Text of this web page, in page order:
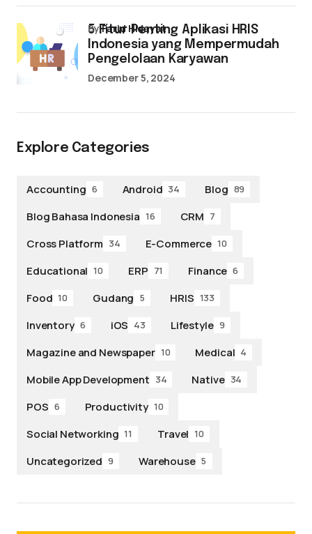
5 Fitur Penting Aplikasi HRIS
Indonesia yang Mempermudah
Pengelolaan Karyawan
byFarid Hidayat
December 5, 2024
Explore Categories
Accounting 6 Android 34 Blog 89
Blog Bahasa Indonesia 16 CRM 7
Cross Platform 34 E-Commerce 10
Educational 10 ERP 71 Finance 6
Food 10 Gudang 5 HRIS 133
Inventory 6 iOS 43 Lifestyle 9
Magazine and Newspaper 10 Medical 4
Mobile App Development 34 Native 34
POS 6 Productivity 10
Social Networking 11 Travel 10
Uncategorized 9 Warehouse 5